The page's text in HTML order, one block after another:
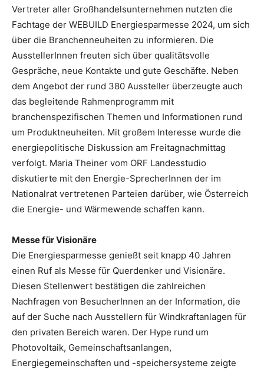
Vertreter aller Großhandelsunternehmen nutzten die
Fachtage der WEBUILD Energiesparmesse 2024, um sich
über die Branchenneuheiten zu informieren. Die
AusstellerInnen freuten sich über qualitätsvolle
Gespräche, neue Kontakte und gute Geschäfte. Neben
dem Angebot der rund 380 Aussteller überzeugte auch
das begleitende Rahmenprogramm mit
branchenspezifischen Themen und Informationen rund
um Produktneuheiten. Mit großem Interesse wurde die
energiepolitische Diskussion am Freitagnachmittag
verfolgt. Maria Theiner vom ORF Landesstudio
diskutierte mit den Energie-SprecherInnen der im
Nationalrat vertretenen Parteien darüber, wie Österreich
die Energie- und Wärmewende schaffen kann.
Messe für Visionäre
Die Energiesparmesse genießt seit knapp 40 Jahren
einen Ruf als Messe für Querdenker und Visionäre.
Diesen Stellenwert bestätigen die zahlreichen
Nachfragen von BesucherInnen an der Information, die
auf der Suche nach Ausstellern für Windkraftanlagen für
den privaten Bereich waren. Der Hype rund um
Photovoltaik, Gemeinschaftsanlangen,
Energiegemeinschaften und -speichersysteme zeigte